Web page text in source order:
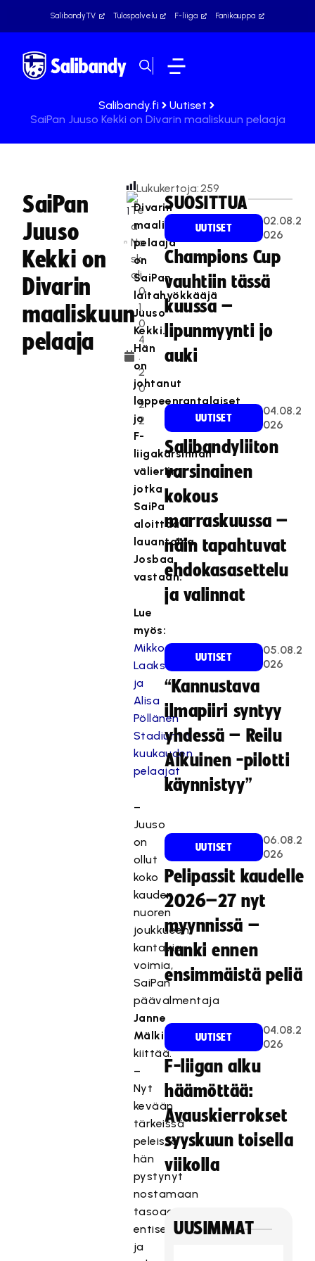
SalibandyTV Tulospalvelu F-liiga Fanikauppa
Salibandy.fi
Uutiset
SaiPan Juuso Kekki on Divarin maaliskuun pelaaja
SaiPan
Juuso
Kekki on
Divarin
maaliskuun
pelaaja
Te
a
Na
sk
ali
0
1.
0
4
.
2
0
2
2
Lukukertoja:259
Divarin
maaliskuun
pelaaja
on
SaiPan
laitahyökkääjä
Juuso
Kekki.
Hän
on
johtanut
lappeenrantalaiset
jo
F-
liigakarsinnan
välieriin,
jotka
SaiPa
aloittaa
lauantaina
Josbaa
vastaan.
Lue
myös:
Mikko
Laakso
ja
Alisa
Pöllänen
Stadiumin
kuukauden
pelaajat
–
Juuso
on
ollut
koko
kauden
nuoren
joukkueen
kantavia
voimia,
SaiPan
päävalmentaja
Janne
Mälkiä
kiittää.
–
Nyt
kevään
tärkeissä
peleissä
hän
pystynyt
nostamaan
tasoaan
entisestään
ja
SUOSITTUA
UUTISET
02.08.2
026
Champions Cup
vauhtiin tässä
kuussa –
lipunmyynti jo
auki
UUTISET
04.08.2
026
Salibandyliiton
varsinainen
kokous
marraskuussa –
näin tapahtuvat
ehdokasasettelu
ja valinnat
UUTISET
05.08.2
026
“Kannustava
ilmapiiri syntyy
yhdessä – Reilu
Aikuinen -pilotti
käynnistyy”
UUTISET
06.08.2
026
Pelipassit kaudelle
2026–27 nyt
myynnissä –
hanki ennen
ensimmäistä peliä
UUTISET
04.08.2
026
F-liigan alku
häämöttää:
Avauskierrokset
syyskuun toisella
viikolla
UUSIMMAT